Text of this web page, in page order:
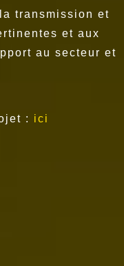
transmission et
et aux
au secteur et
: ici